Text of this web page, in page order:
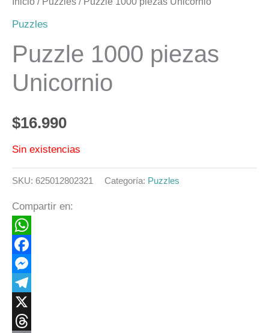
Puzzles
Puzzle 1000 piezas
Unicornio
$16.990
Sin existencias
SKU: 625012802321 Categoría: Puzzles
Compartir en:
WhatsApp
Facebook
Messenger
Telegram
X